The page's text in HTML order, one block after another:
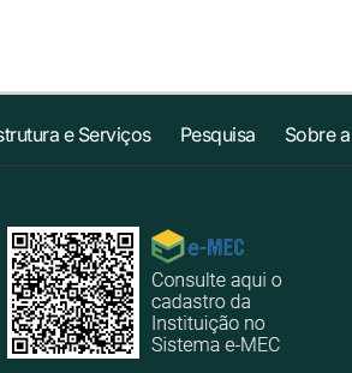
e Serviços Pesquisa Sobre